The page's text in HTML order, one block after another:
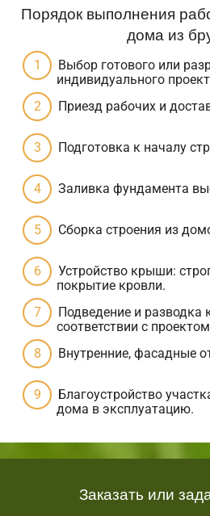
Порядок выполнения
дома из
Выбор готового или
индивидуального
Приезд рабочих и
Подготовка к началу
Заливка фундамента
Сборка строения из
Устройство крыши:
покрытие кровли.
Подведение и разводка
соответствии с
Внутренние, фасадные
Благоустройство
дома в эксплуатацию.
Заказать или